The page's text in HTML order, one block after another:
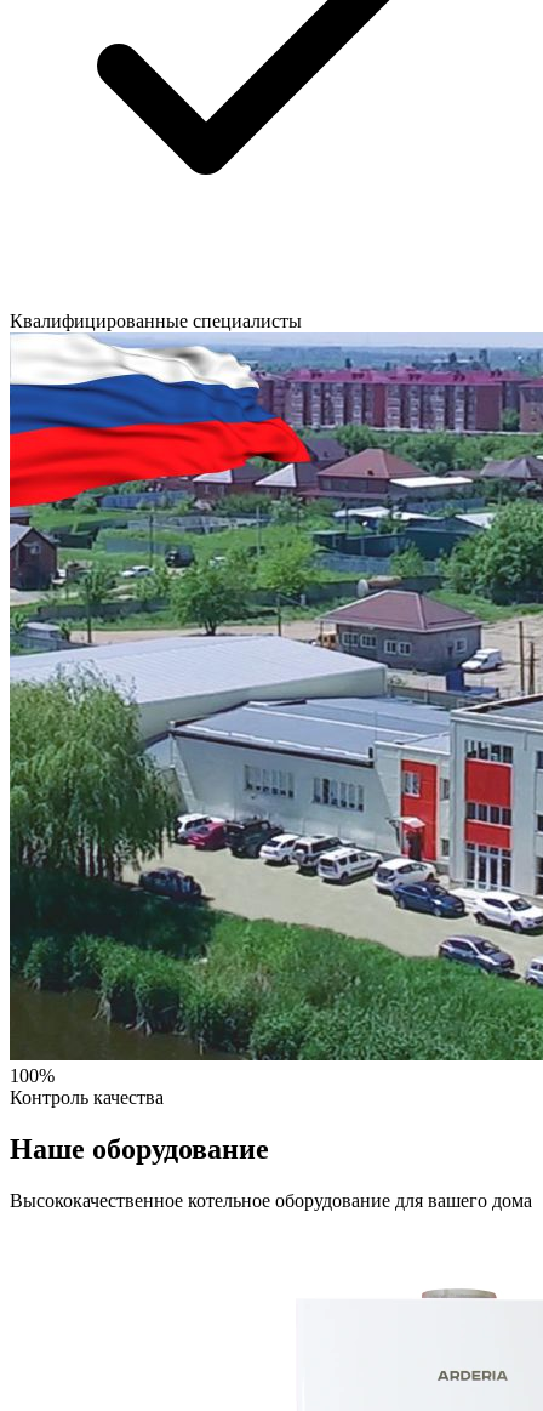
Квалифицированные специалисты
100%
Контроль качества
Наше оборудование
Высококачественное котельное оборудование для вашего дома